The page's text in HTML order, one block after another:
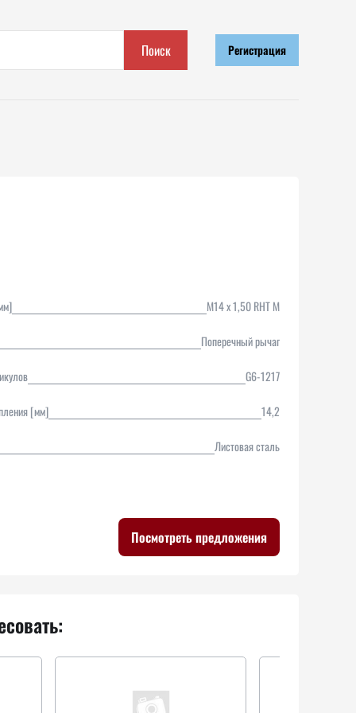
Поиск Регистрация
M14 x 1,50 RHT M
Поперечный рычаг
G6-1217
[мм] 14,2
Листовая сталь
Посмотреть предложения